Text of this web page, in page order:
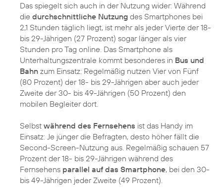
Das spiegelt sich auch in der Nutzung wider: Während
die durchschnittliche Nutzung des Smartphones bei
2,1 Stunden täglich liegt, ist mehr als jeder Vierte der 18-
bis 29-Jährigen (27 Prozent) sogar länger als vier
Stunden pro Tag online. Das Smartphone als
Unterhaltungszentrale kommt besonderes in Bus und
Bahn zum Einsatz: Regelmäßig nutzen Vier von Fünf
(80 Prozent) der 18- bis 29-Jährigen aber auch jeder
Zweite der 30- bis 49-Jährigen (50 Prozent) den
mobilen Begleiter dort.
Selbst während des Fernsehens ist das Handy im
Einsatz: Je jünger die Befragten, desto höher fällt die
Second-Screen-Nutzung aus. Regelmäßig schauen 57
Prozent der 18- bis 29-Jährigen während des
Fernsehens parallel auf das Smartphone, bei den 30-
bis 49-Jährigen jeder Zweite (49 Prozent).